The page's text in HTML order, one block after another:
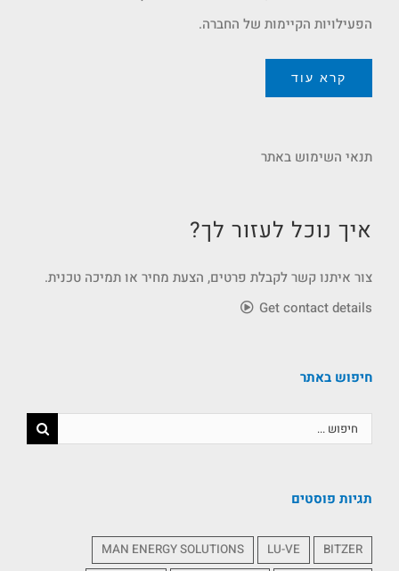
הפעילויות הקיימות של החברה.
קרא עוד
תנאי השימוש באתר
איך נוכל לעזור לך?
צור איתנו קשר לקבלת פרטים, הצעת מחיר או תמיכה טכנית.
Get contact details
חיפוש באתר
תגיות פוסטים
BITZER
LU-VE
MAN ENERGY SOLUTIONS